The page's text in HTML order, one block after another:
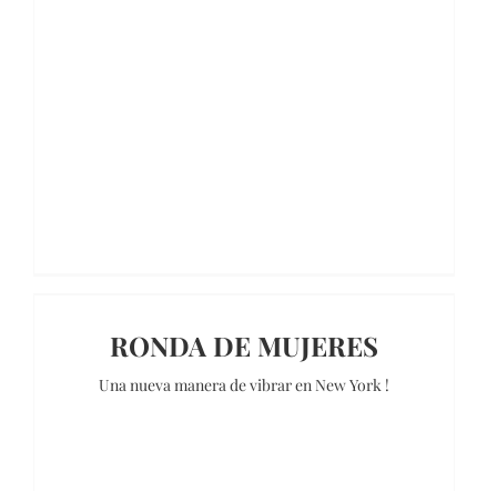
RONDA DE MUJERES
Una nueva manera de vibrar en New York !